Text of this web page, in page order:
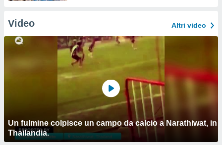
Video Altri video
Un fulmine colpisce un campo da calcio a Narathiwat, in
Thailandia.